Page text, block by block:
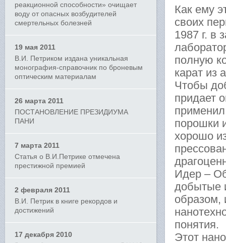
реакционной способности» очищает
воду от опасных возбудителей
смертельных болезней
19 мая 2011
В.И. Петриком издана уникальная
монография-справочник по броневым
оптическим материалам
26 марта 2011
ПОСТАНОВЛЕНИЕ ПРЕЗИДИУМА
ПАНИ
7 марта 2011
Статья о В.И.Петрике отмечена
престижной премией
2 февраля 2011
В.И. Петрик в книге рекордов и
достижений
17 декабря 2010
Как ему
своих
1987 г. в
полную
карат из
Чтобы
придает
порошки
хорошо
Идер –
добытые
образом,
понятия.
Этот